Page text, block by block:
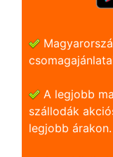
A legjobb
szállodák
legjobb árakon.